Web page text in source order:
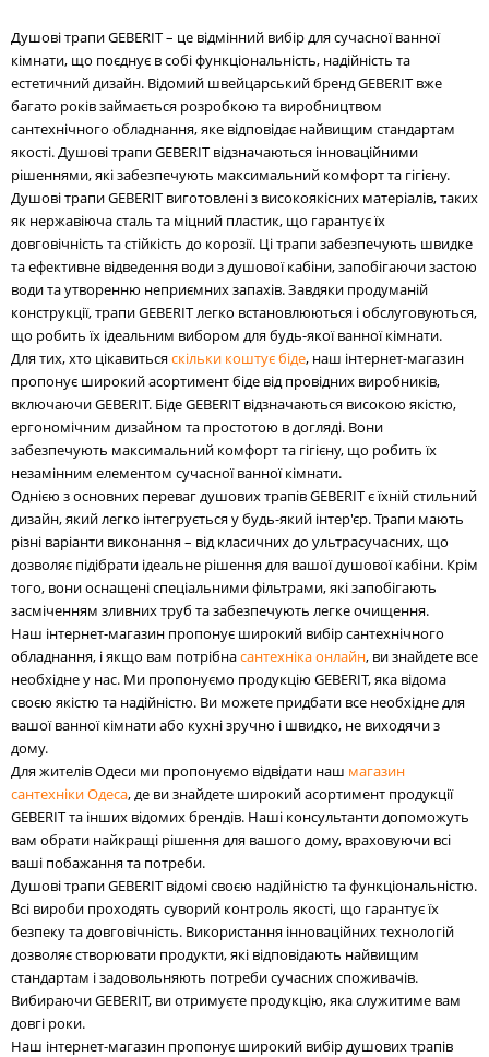
Душові трапи GEBERIT – це відмінний вибір для сучасної ванної
кімнати, що поєднує в собі функціональність, надійність та
естетичний дизайн. Відомий швейцарський бренд GEBERIT вже
багато років займається розробкою та виробництвом
сантехнічного обладнання, яке відповідає найвищим стандартам
якості. Душові трапи GEBERIT відзначаються інноваційними
рішеннями, які забезпечують максимальний комфорт та гігієну.
Душові трапи GEBERIT виготовлені з високоякісних матеріалів, таких
як нержавіюча сталь та міцний пластик, що гарантує їх
довговічність та стійкість до корозії. Ці трапи забезпечують швидке
та ефективне відведення води з душової кабіни, запобігаючи застою
води та утворенню неприємних запахів. Завдяки продуманій
конструкції, трапи GEBERIT легко встановлюються і обслуговуються,
що робить їх ідеальним вибором для будь-якої ванної кімнати.
Для тих, хто цікавитьсяскільки коштує біде, наш інтернет-магазин
пропонує широкий асортимент біде від провідних виробників,
включаючи GEBERIT. Біде GEBERIT відзначаються високою якістю,
ергономічним дизайном та простотою в догляді. Вони
забезпечують максимальний комфорт та гігієну, що робить їх
незамінним елементом сучасної ванної кімнати.
Однією з основних переваг душових трапів GEBERIT є їхній стильний
дизайн, який легко інтегрується у будь-який інтер'єр. Трапи мають
різні варіанти виконання – від класичних до ультрасучасних, що
дозволяє підібрати ідеальне рішення для вашої душової кабіни. Крім
того, вони оснащені спеціальними фільтрами, які запобігають
засміченням зливних труб та забезпечують легке очищення.
Наш інтернет-магазин пропонує широкий вибір сантехнічного
обладнання, і якщо вам потрібнасантехніка онлайн, ви знайдете все
необхідне у нас. Ми пропонуємо продукцію GEBERIT, яка відома
своєю якістю та надійністю. Ви можете придбати все необхідне для
вашої ванної кімнати або кухні зручно і швидко, не виходячи з
дому.
Для жителів Одеси ми пропонуємо відвідати наш магазин
сантехніки Одеса, де ви знайдете широкий асортимент продукції
GEBERIT та інших відомих брендів. Наші консультанти допоможуть
вам обрати найкращі рішення для вашого дому, враховуючи всі
ваші побажання та потреби.
Душові трапи GEBERIT відомі своєю надійністю та функціональністю.
Всі вироби проходять суворий контроль якості, що гарантує їх
безпеку та довговічність. Використання інноваційних технологій
дозволяє створювати продукти, які відповідають найвищим
стандартам і задовольняють потреби сучасних споживачів.
Вибираючи GEBERIT, ви отримуєте продукцію, яка служитиме вам
довгі роки.
Наш інтернет-магазин пропонує широкий вибір душових трапів